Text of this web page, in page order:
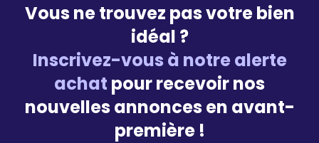
Vous ne trouvez pas votre bien
idéal ?
Inscrivez-vous à notre alerte
achat pour recevoir nos
nouvelles annonces en avant-
première !